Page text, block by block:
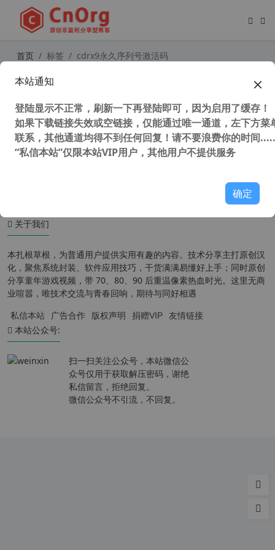
首页 标签 cdrx9永久序列号激活码
更新 永久可用
关于我们
本扎根草根，为普通用户提供实用有趣的内容。技术分享主打原创汉
化，聚焦系统封装、软件应用技巧，干货满满易懂好上手；同时原创
分享童年游戏视频，带 70、80、90 后重温像素热血时光。这里无商
业喧嚣，唯技术交流与青春回响，期待与同好相遇
私信本站 广告合作 版权声明 捐赠VIP 友情链接
本站公众号:
扫一扫关注公众号，本站微信公
众号仅用于获取解压密码，谢绝
私信留言，拒绝回复。
微信公众号不引流，不回复。
本站通知
登陆显示不正常，刷新一下再登陆即可，因为启用了缓存！
如果下载链接失效或空链接，仅能通过唯一通道，左下方菜
联系，其他通道均得不到任何回复！请不要浪费你的时间
“私信本站”仅限本站VIP用户，其他用户不提供服务
确定